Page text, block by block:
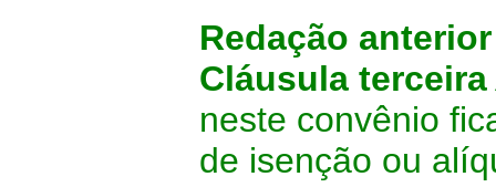
Redação
Cláusula terceira
neste convênio
de isenção ou